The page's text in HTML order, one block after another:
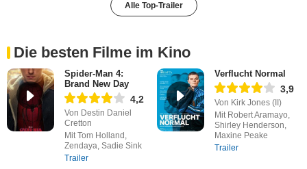
Alle Top-Trailer
Die besten Filme im Kino
Spider-Man 4:
Brand New Day
4,2
Von Destin Daniel
Cretton
Mit Tom Holland,
Zendaya, Sadie Sink
Trailer
Verflucht Normal
3,9
Von Kirk Jones (II)
Mit Robert Aramayo,
Shirley Henderson,
Maxine Peake
Trailer